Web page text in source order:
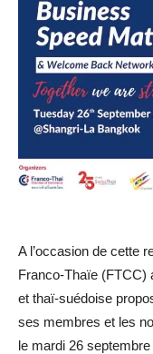
A l’occasion de cette
Franco-Thaïe (FTCC)
et thaï-suédoise
ses membres et les
le mardi 26